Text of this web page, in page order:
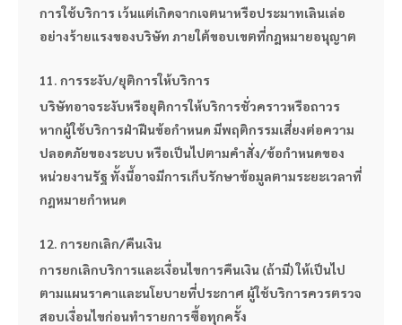
การใช้บริการ เว้นแต่เกิดจากเจตนาหรือประมาทเลินเล่อ
อย่างร้ายแรงของบริษัท ภายใต้ขอบเขตที่กฎหมายอนุญาต
11. การระงับ/ยุติการให้บริการ
บริษัทอาจระงับหรือยุติการให้บริการชั่วคราวหรือถาวร
หากผู้ใช้บริการฝ่าฝืนข้อกำหนด มีพฤติกรรมเสี่ยงต่อความ
ปลอดภัยของระบบ หรือเป็นไปตามคำสั่ง/ข้อกำหนดของ
หน่วยงานรัฐ ทั้งนี้อาจมีการเก็บรักษาข้อมูลตามระยะเวลาที่
กฎหมายกำหนด
12. การยกเลิก/คืนเงิน
การยกเลิกบริการและเงื่อนไขการคืนเงิน (ถ้ามี) ให้เป็นไป
ตามแผนราคาและนโยบายที่ประกาศ ผู้ใช้บริการควรตรวจ
สอบเงื่อนไขก่อนทำรายการซื้อทุกครั้ง